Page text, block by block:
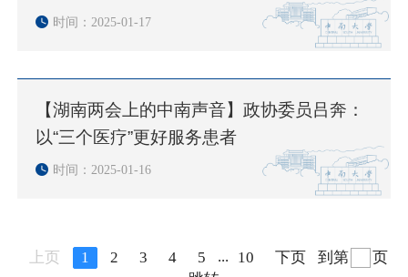
时间：2025-01-17
【湖南两会上的中南声音】政协委员吕奔：
以“三个医疗”更好服务患者
时间：2025-01-16
上页 1 2 3 4 5 ... 10 下页 到第
页